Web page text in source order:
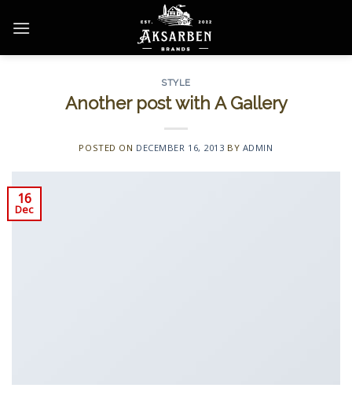
STYLE
Another post with A Gallery
POSTED ON DECEMBER 16, 2013 BY ADMIN
16
Dec